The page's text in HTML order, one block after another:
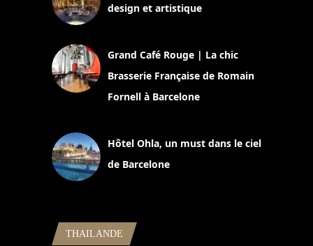
design et artistique
Grand Café Rouge | La chic
Brasserie Française de Romain
Fornell à Barcelone
Hôtel Ohla, un must dans le ciel
de Barcelone
THAILANDE